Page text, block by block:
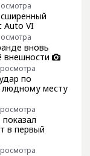
Auto VI
вновь
внешности
по
месту
в первый